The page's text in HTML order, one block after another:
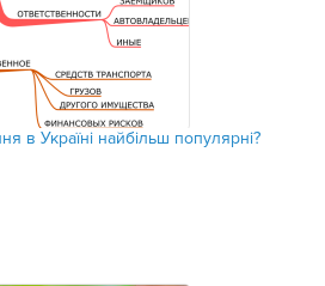
в Україні найбільш популярні?